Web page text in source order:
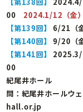
00 2024.1/12（金
【第139回】
6/21（
【第140回】 9/20（
【第141回】
2025.3/
00
紀尾井ホール
問：紀尾井ホール
hall.or.jp